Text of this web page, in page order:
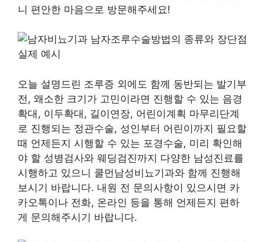
니 편안한 마음으로 방문해주세요!
오늘 설명드린 조루증 외에도 함께 동반되는 발기부
전, 왜소한 크기가 고민이라면 진행할 수 있는 음경
확대, 이두확대, 길이연장, 어린이계획 마무리단계
로 진행되는 정관수술, 성인부터 어린이까지 필요할
때 언제든지 시행할 수 있는 포경수술, 미리 확인해
야 할 성병검사와 웨딩검진까지 다양한 남성진료를
시행하고 있으니 쿨먼남성비뇨기과와 함께 진행해
보시기 바랍니다. 내원 전 문의사항이 있으시면 카
카오톡이나 전화, 온라인 등을 통해 언제든지 편하
게 문의해주시기 바랍니다.